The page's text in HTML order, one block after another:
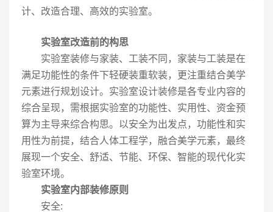
计、改造合理、高效的实验室。
实验室改造前的构思
实验室装修与家装、工装不同，家装与工装是在
满足功能性的条件下轻硬装重软装，更注重结合美学
元素进行规划设计。实验室设计装修是各专业内容的
综合呈现，需根据实验室的功能性、实用性、资金预
算为主导来综合构思。以安全为出发点，功能性和实
用性为前提，结合人体工程学，融合美学元素，最终
展现一个安全、舒适、节能、环保、智能的现代化实
验室环境。
实验室内部装修原则
安全: